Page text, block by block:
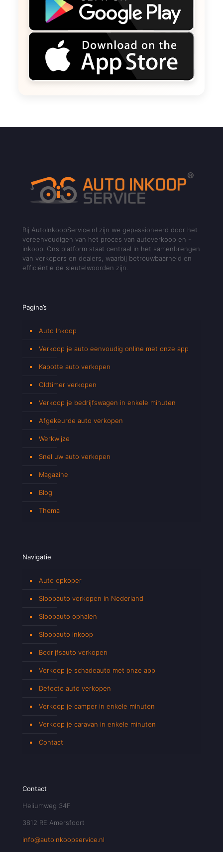
Bij AutoInkoopService.nl zijn we gepassioneerd door het
vereenvoudigen van het proces van autoverkoop en -
inkoop. Ons platform staat centraal in het samenbrengen
van verkopers en dealers, waarbij betrouwbaarheid en
efficiëntie de sleutelwoorden zijn.
Pagina’s
Auto Inkoop
Verkoop je auto eenvoudig online met onze app
Kapotte auto verkopen
Oldtimer verkopen
Verkoop je bedrijfswagen in enkele minuten
Afgekeurde auto verkopen
Werkwijze
Snel uw auto verkopen
Magazine
Blog
Thema
Navigatie
Auto opkoper
Sloopauto verkopen in Nederland
Sloopauto ophalen
Sloopauto inkoop
Bedrijfsauto verkopen
Verkoop je schadeauto met onze app
Defecte auto verkopen
Verkoop je camper in enkele minuten
Verkoop je caravan in enkele minuten
Contact
Contact
Heliumweg 34F
3812 RE Amersfoort
info@autoinkoopservice.nl